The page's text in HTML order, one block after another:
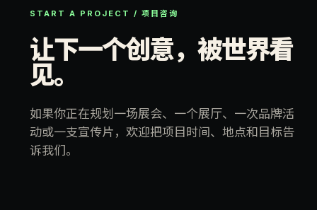
START A PROJECT / 项目咨询
让下一个创意，被世界看
见。
如果你正在规划一场展会、一个展厅、一次品牌活
动或一支宣传片，欢迎把项目时间、地点和目标告
诉我们。